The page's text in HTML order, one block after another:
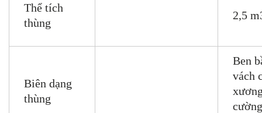
Thể tích
thùng
2,5
Biên dạng
thùng
Ben
vách